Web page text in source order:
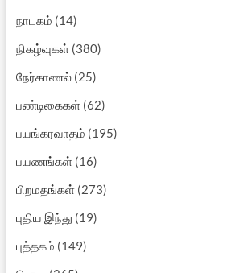
நாடகம் (14)
நிகழ்வுகள்(380)
நேர்காணல்(25)
பண்டிகைகள்(62)
பயங்கரவாதம் (195)
பயணங்கள்(16)
பிறமதங்கள்(273)
புதிய இந்து (19)
புத்தகம் (149)